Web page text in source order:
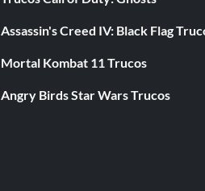
Assassin's Creed IV: Black Flag
Mortal Kombat 11 Trucos
Angry Birds Star Wars Trucos